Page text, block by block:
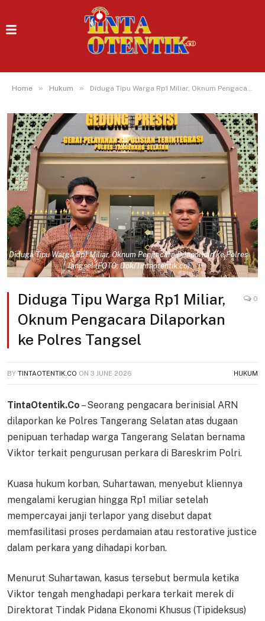
Home » Hukum » Diduga Tipu Warga Rp1 Miliar, Oknum Pengacara Dilaporkan ke Polres Tangsel
Diduga Tipu Warga Rp1 Miliar, Oknum Pengacara Dilaporkan ke Polres
Tangsel (FOTO: Dok/Tintaotentik.co)
Diduga Tipu Warga Rp1 Miliar,
Oknum Pengacara Dilaporkan
ke Polres Tangsel
0
BY TINTAOTENTIK.CO ON 3 JUNE 2026 HUKUM
TintaOtentik.Co – Seorang pengacara berinisial ARN
dilaporkan ke Polres Tangerang Selatan atas dugaan
penipuan terhadap warga Tangerang Selatan bernama
Viktor terkait pengurusan perkara di Bareskrim Polri.
Kuasa hukum korban, Suhartawan, menyebut kliennya
mengalami kerugian hingga Rp1 miliar setelah
mempercayai janji terlapor yang disebut dapat
memfasilitasi proses perdamaian atau restorative justice
dalam perkara yang dihadapi korban.
Menurut Suhartawan, kasus tersebut bermula ketika
Viktor tengah menghadapi perkara terkait merek di
Direktorat Tindak Pidana Ekonomi Khusus (Tipideksus)